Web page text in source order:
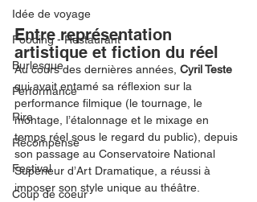
Idée de voyage
Fooding - Restaurant
Burlesque
Performance
Rire
Récompense
Festival
Coup de coeur
Entre représentation
artistique et fiction du réel
Au cours des dernières années, Cyril Teste
qui avait entamé sa réflexion sur la
performance filmique (le tournage, le
montage, l’étalonnage et le mixage en
temps réel sous le regard du public), depuis
son passage au Conservatoire National
Supérieur d’Art Dramatique, a réussi à
imposer son style unique au théâtre.